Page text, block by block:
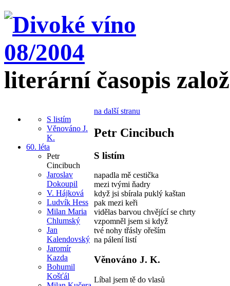
literární časopis
S listím
Věnováno J.
K.
60. léta
Petr
Cincibuch
Jaroslav
Dokoupil
V. Hájková
Ludvík Hess
Milan Maria
Chlumský
Jan
Kalendovský
Jaromír
Kazda
Bohumil
Košťál
na další stranu
Petr Cincibuch
S listím
napadla mě cestička
mezi tvými ňadry
když jsi sbírala puklý kaštan
pak mezi keři
vidělas barvou chvějící se chrty
vzpomněl jsem si když
tvé nohy třásly ořeším
na pálení listí
Věnováno J. K.
Líbal jsem tě do vlasů